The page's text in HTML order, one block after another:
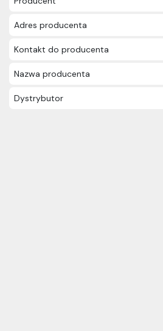
Smiling Planet (15)
Croc Croc (17)
Dla leworęcznych (8)
Notesy do odrysowywania
Arctic (16)
Adres producenta
Kontakt do producenta
Nazwa producenta
Dystrybutor